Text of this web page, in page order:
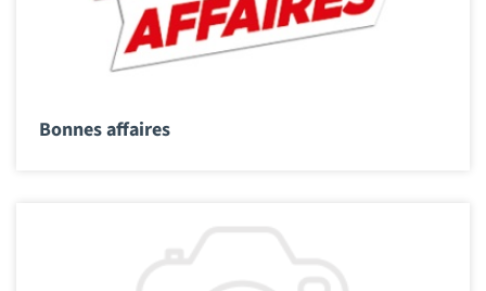
Bonnes affaires